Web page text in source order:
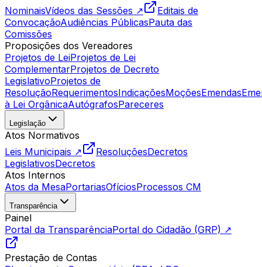
NominaisVídeos das Sessões ↗
Editais de
ConvocaçãoAudiências PúblicasPauta das
Comissões
Proposições dos Vereadores
Projetos de LeiProjetos de Lei
ComplementarProjetos de Decreto
LegislativoProjetos de
ResoluçãoRequerimentosIndicaçõesMoçõesEmendas
à Lei OrgânicaAutógrafosPareceres
Legislação
Atos Normativos
Leis Municipais ↗
ResoluçõesDecretos
LegislativosDecretos
Atos Internos
Atos da MesaPortariasOfíciosProcessos CM
Transparência
Painel
Portal da TransparênciaPortal do Cidadão (GRP) ↗
Prestação de Contas